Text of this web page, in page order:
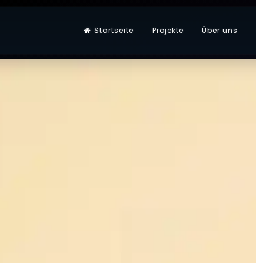
Startseite Projekte Über uns